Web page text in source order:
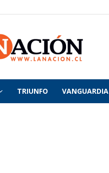
La
TRIUNFO VANGUARDIA